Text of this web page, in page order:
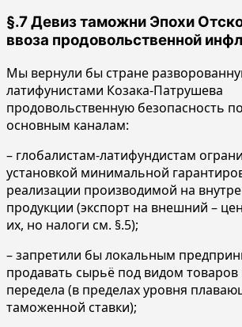
§.7 Девиз таможни Эпохи
ввоза продовольственной
Мы вернули бы стране
латифунистами Козака-Патрушева
продовольственную безопасность
основным каналам:
– глобалистам-латифундистам
установкой минимальной
реализации производимой на
продукции (экспорт на внешний –
их, но налоги см. §.5);
– запретили бы локальным
продавать сырьё под видом товаров
передела (в пределах уровня
таможенной ставки);